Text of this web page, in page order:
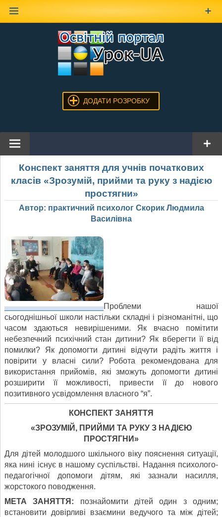
ДОДАТИ РОЗРОБКУ
Конспект заняття для учнів початкових
класів «Зрозумій, прийми та руку з надією
простягни»
Автор: практичний психолог Скорик Людмила
Василівна
Проблеми нашої
сьогоднішньої школи настільки складні і різноманітні, що
часом здаються невирішеними. Як вчасно помітити
небезпечний психічний стан дитини? Як вберегти її від
помилки? Як допомогти дитині відчути радіть життя і
повірити у власні сили? Робота рекомендована для
використання прийомів, які зможуть допомогти дитині
розширити її можливості, привести її до нового
позитивного усвідомлення власного “я”.
КОНСПЕКТ ЗАНЯТТЯ
«ЗРОЗУМІЙ, ПРИЙМИ ТА РУКУ З НАДІЄЮ
ПРОСТЯГНИ»
Для дітей молодшого шкільного віку пояснення ситуації,
яка нині існує в нашому суспільстві. Надання психолого-
педагогічної допомоги дітям, які зазнали насилля,
жорстокого поводження.
МЕТА ЗАНЯТТЯ: познайомити дітей один з одним;
встановити довірливі взаємини ведучого та між дітей;